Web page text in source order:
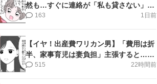
然も…すぐに連絡が「私も貸さない」＜
第15話＞#4コマ母道場
1日前
163
【イヤ！出産費ワリカン男】「費用は折
半、家事育児は妻負担」主張すると…＜
第11話＞#4コマ母道場
22時間前
515